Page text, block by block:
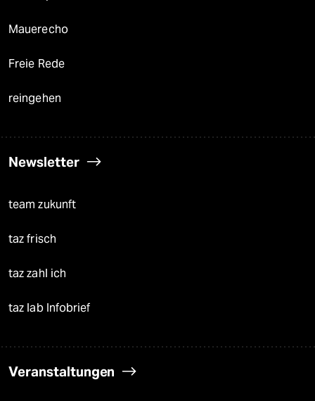
Mauerecho
Freie Rede
reingehen
Newsletter
team zukunft
taz frisch
taz zahl ich
taz lab Infobrief
Veranstaltungen